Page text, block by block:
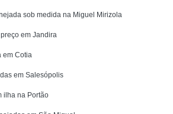
sob medida na Miguel Mirizola
em Jandira
em Cotia
em Salesópolis
ilha na Portão